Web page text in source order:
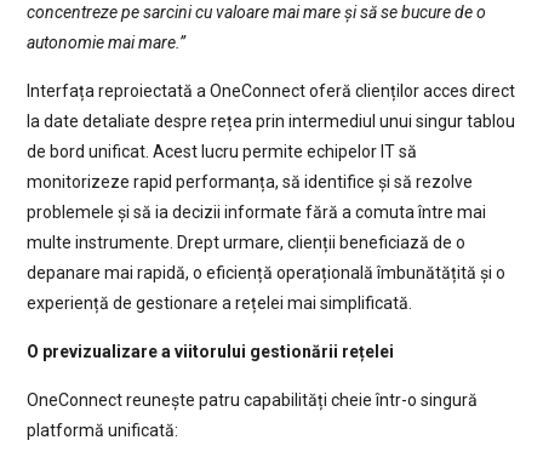
concentreze pe sarcini cu valoare mai mare și să se bucure de o
autonomie mai mare.”
Interfața reproiectată a OneConnect oferă clienților acces direct
la date detaliate despre rețea prin intermediul unui singur tablou
de bord unificat. Acest lucru permite echipelor IT să
monitorizeze rapid performanța, să identifice și să rezolve
problemele și să ia decizii informate fără a comuta între mai
multe instrumente. Drept urmare, clienții beneficiază de o
depanare mai rapidă, o eficiență operațională îmbunătățită și o
experiență de gestionare a rețelei mai simplificată.
O previzualizare a viitorului gestionării rețelei
OneConnect reunește patru capabilități cheie într-o singură
platformă unificată: